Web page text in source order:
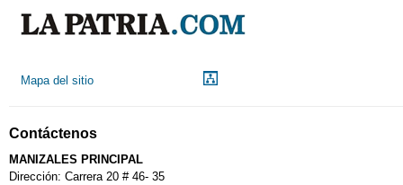
Mapa del sitio
Contáctenos
MANIZALES PRINCIPAL
Dirección: Carrera 20 # 46- 35